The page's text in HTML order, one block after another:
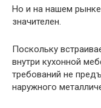
Но и на нашем
значителен.
Поскольку
внутри кухонной
требований не
наружного